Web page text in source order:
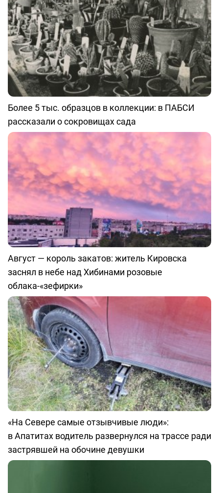
Более 5 тыс. образцов в коллекции: в ПАБСИ
рассказали о сокровищах сада
Август — король закатов: житель Кировска
заснял в небе над Хибинами розовые
облака-«зефирки»
«На Севере самые отзывчивые люди»:
в Апатитах водитель развернулся на трассе ради
застрявшей на обочине девушки